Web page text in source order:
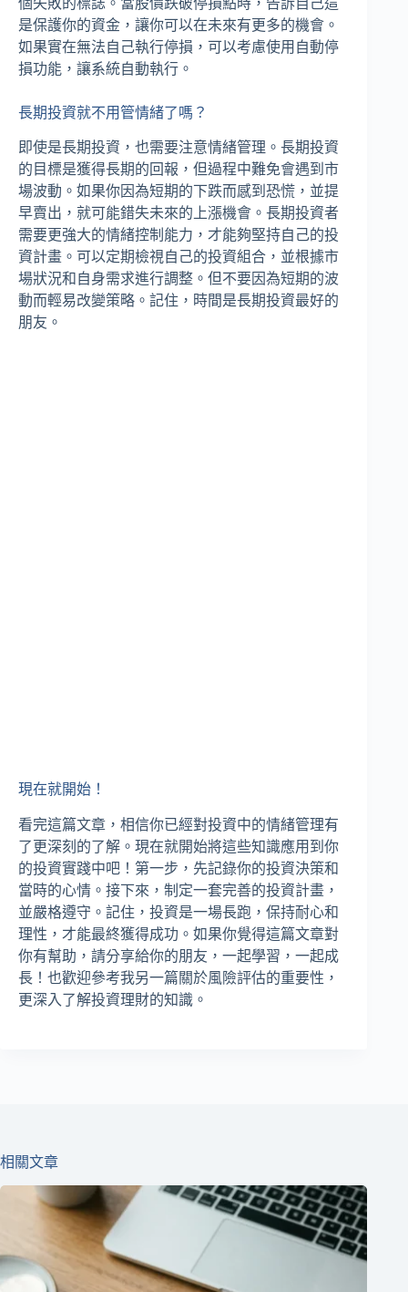
是保護你的資金，讓你可以在未來有更多的機會。
如果實在無法自己執行停損，可以考慮使用自動停
損功能，讓系統自動執行。
長期投資就不用管情緒了嗎？
即使是長期投資，也需要注意情緒管理。長期投資
的目標是獲得長期的回報，但過程中難免會遇到市
場波動。如果你因為短期的下跌而感到恐慌，並提
早賣出，就可能錯失未來的上漲機會。長期投資者
需要更強大的情緒控制能力，才能夠堅持自己的投
資計畫。可以定期檢視自己的投資組合，並根據市
場狀況和自身需求進行調整。但不要因為短期的波
動而輕易改變策略。記住，時間是長期投資最好的
朋友。
現在就開始！
看完這篇文章，相信你已經對投資中的情緒管理有
了更深刻的了解。現在就開始將這些知識應用到你
的投資實踐中吧！第一步，先記錄你的投資決策和
當時的心情。接下來，制定一套完善的投資計畫，
並嚴格遵守。記住，投資是一場長跑，保持耐心和
理性，才能最終獲得成功。如果你覺得這篇文章對
你有幫助，請分享給你的朋友，一起學習，一起成
長！也歡迎參考我另一篇關於風險評估的重要性，
更深入了解投資理財的知識。
相關文章